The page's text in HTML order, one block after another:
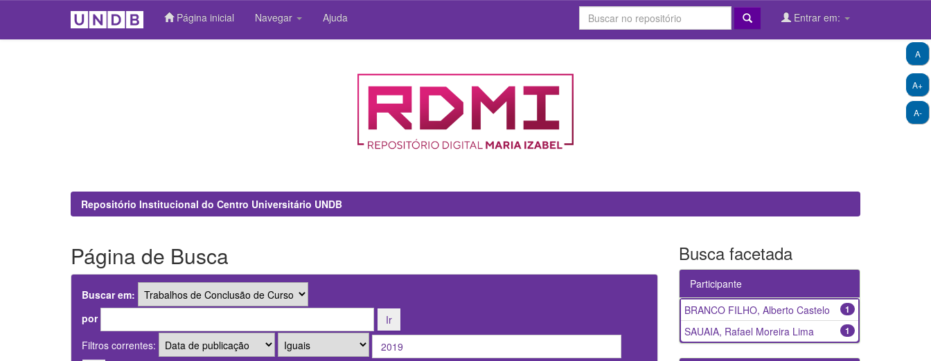
Página inicial Navegar Ajuda Entrar em:
A+
A-
A
Repositório Institucional do Centro Universitário UNDB
Página de Busca
Buscar em:
por
Filtros correntes:
Busca facetada
Participante
1
BRANCO FILHO, Alberto Castelo
1
SAUAIA, Rafael Moreira Lima